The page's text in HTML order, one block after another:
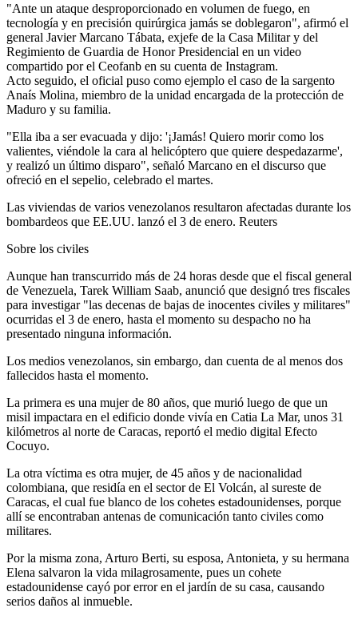
"Ante un ataque desproporcionado en volumen de fuego, en
tecnología y en precisión quirúrgica jamás se doblegaron", afirmó el
general Javier Marcano Tábata, exjefe de la Casa Militar y del
Regimiento de Guardia de Honor Presidencial en un video
compartido por el Ceofanb en su cuenta de Instagram.
Acto seguido, el oficial puso como ejemplo el caso de la sargento
Anaís Molina, miembro de la unidad encargada de la protección de
Maduro y su familia.
"Ella iba a ser evacuada y dijo: '¡Jamás! Quiero morir como los
valientes, viéndole la cara al helicóptero que quiere despedazarme',
y realizó un último disparo", señaló Marcano en el discurso que
ofreció en el sepelio, celebrado el martes.
Las viviendas de varios venezolanos resultaron afectadas durante los
bombardeos que EE.UU. lanzó el 3 de enero. Reuters
Sobre los civiles
Aunque han transcurrido más de 24 horas desde que el fiscal general
de Venezuela, Tarek William Saab, anunció que designó tres fiscales
para investigar "las decenas de bajas de inocentes civiles y militares"
ocurridas el 3 de enero, hasta el momento su despacho no ha
presentado ninguna información.
Los medios venezolanos, sin embargo, dan cuenta de al menos dos
fallecidos hasta el momento.
La primera es una mujer de 80 años, que murió luego de que un
misil impactara en el edificio donde vivía en Catia La Mar, unos 31
kilómetros al norte de Caracas, reportó el medio digital Efecto
Cocuyo.
La otra víctima es otra mujer, de 45 años y de nacionalidad
colombiana, que residía en el sector de El Volcán, al sureste de
Caracas, el cual fue blanco de los cohetes estadounidenses, porque
allí se encontraban antenas de comunicación tanto civiles como
militares.
Por la misma zona, Arturo Berti, su esposa, Antonieta, y su hermana
Elena salvaron la vida milagrosamente, pues un cohete
estadounidense cayó por error en el jardín de su casa, causando
serios daños al inmueble.